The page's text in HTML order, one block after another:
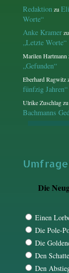
Redaktionzu
Worte“
Anke Kramerzu
„Letzte Worte“
Marilen Hartmann
„Gefunden“
Eberhard Ragwitz
fünfzig Jahren“
Ulrike Zuschlagzu
Bachmanns
Die
Einen
Die Pole-
Die
Den
Den